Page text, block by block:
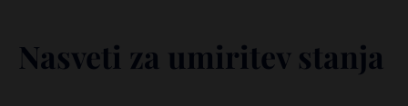
Nasveti za umiritev stanja